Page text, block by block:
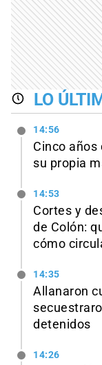
LO
14:56
Cinco años
su propia
14:53
Cortes y
de Colón:
cómo
14:35
Allanaron
detenidos
14:26